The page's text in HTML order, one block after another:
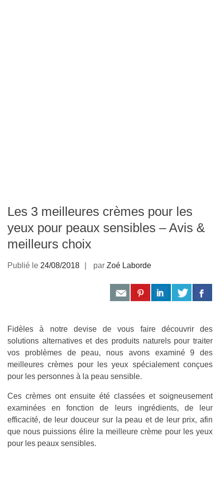
Les 3 meilleures crèmes pour les
yeux pour peaux sensibles – Avis &
meilleurs choix
Publié le 24/08/2018 par Zoé Laborde
Fidèles à notre devise de vous faire découvrir des
solutions alternatives et des produits naturels pour traiter
vos problèmes de peau, nous avons examiné 9 des
meilleures crèmes pour les yeux spécialement conçues
pour les personnes à la peau sensible.
Ces crèmes ont ensuite été classées et soigneusement
examinées en fonction de leurs ingrédients, de leur
efficacité, de leur douceur sur la peau et de leur prix, afin
que nous puissions élire la meilleure crème pour les yeux
pour les peaux sensibles.